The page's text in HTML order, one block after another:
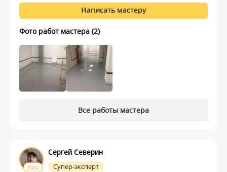
Написать мастеру
Фото работ мастера (2)
Все работы мастера
ПРО
Сергей Северин
Супер-эксперт